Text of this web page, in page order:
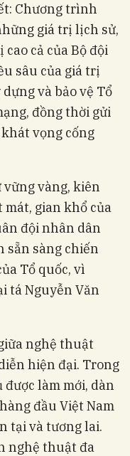
Chương trình
giá trị lịch sử,
cả của Bộ đội
sâu của giá trị
và bảo vệ Tổ
đồng thời gửi
vọng cống
vàng, kiên
mát, gian khổ của
đội nhân dân
sẵn sàng chiến
Tổ quốc, vì
tá Nguyễn Văn
nghệ thuật
hiện đại. Trong
làm mới, dàn
đầu Việt Nam
tại và tương lai.
nghệ thuật đa